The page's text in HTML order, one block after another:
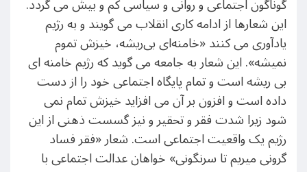
این شعارها از ادامه کاری انقلاب می گویند و به رژیم
یادآوری می کنند «خامنه‌ای بی‌ریشه، خیزش تموم
نمیشه». این شعار به جامعه می گوید که رژیم خامنه ای
بی ریشه است و تمام پایگاه اجتماعی خود را از دست
داده است و افزون بر آن می افزاید خیزش تمام نمی
شود زیرا شدت فقر و تحقیر و نیز گسست ذهنی از این
رژیم یک واقعیت اجتماعی است. شعار «فقر فساد
گرونی میریم تا سرنگونی» خواهان عدالت اجتماعی با